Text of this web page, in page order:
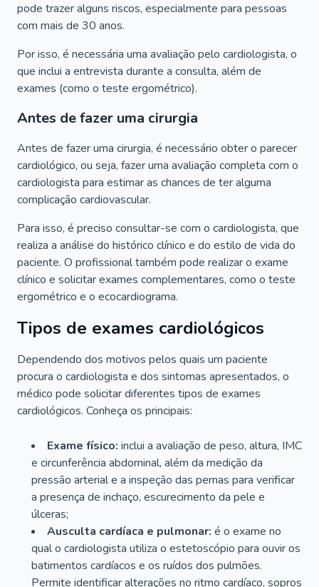
pode trazer alguns riscos, especialmente para pessoas
com mais de 30 anos.
Por isso, é necessária uma avaliação pelo cardiologista, o
que inclui a entrevista durante a consulta, além de
exames (como o teste ergométrico).
Antes de fazer uma cirurgia
Antes de fazer uma cirurgia, é necessário obter o parecer
cardiológico, ou seja, fazer uma avaliação completa com o
cardiologista para estimar as chances de ter alguma
complicação cardiovascular.
Para isso, é preciso consultar-se com o cardiologista, que
realiza a análise do histórico clínico e do estilo de vida do
paciente. O profissional também pode realizar o exame
clínico e solicitar exames complementares, como o teste
ergométrico e o ecocardiograma.
Tipos de exames cardiológicos
Dependendo dos motivos pelos quais um paciente
procura o cardiologista e dos sintomas apresentados, o
médico pode solicitar diferentes tipos de exames
cardiológicos. Conheça os principais:
Exame físico: inclui a avaliação de peso, altura, IMC
e circunferência abdominal, além da medição da
pressão arterial e a inspeção das pernas para verificar
a presença de inchaço, escurecimento da pele e
úlceras;
Ausculta cardíaca e pulmonar: é o exame no
qual o cardiologista utiliza o estetoscópio para ouvir os
batimentos cardíacos e os ruídos dos pulmões.
Permite identificar alterações no ritmo cardíaco, sopros